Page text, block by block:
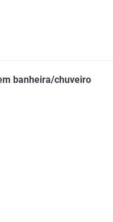
banheira/chuveiro